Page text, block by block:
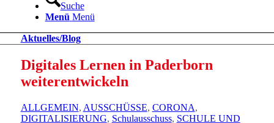
Suche
Menü Menü
Aktuelles/Blog
Digitales Lernen in Paderborn
weiterentwickeln
ALLGEMEIN, AUSSCHÜSSE, CORONA,
DIGITALISIERUNG, Schulausschuss, SCHULE UND